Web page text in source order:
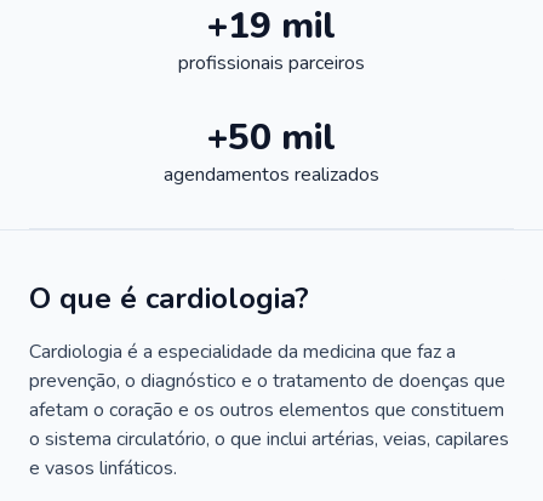
+19 mil
profissionais parceiros
+50 mil
agendamentos realizados
O que é cardiologia?
Cardiologia é a especialidade da medicina que faz a
prevenção, o diagnóstico e o tratamento de doenças que
afetam o coração e os outros elementos que constituem
o sistema circulatório, o que inclui artérias, veias, capilares
e vasos linfáticos.